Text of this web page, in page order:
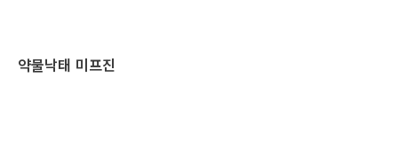
약물낙태 미프진